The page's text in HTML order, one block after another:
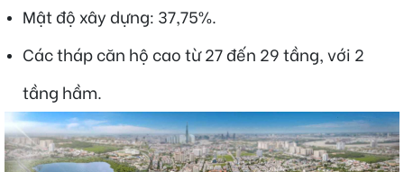
Mật độ xây dựng: 37,75%.
Các tháp căn hộ cao từ 27 đến 29 tầng, với 2
tầng hầm.